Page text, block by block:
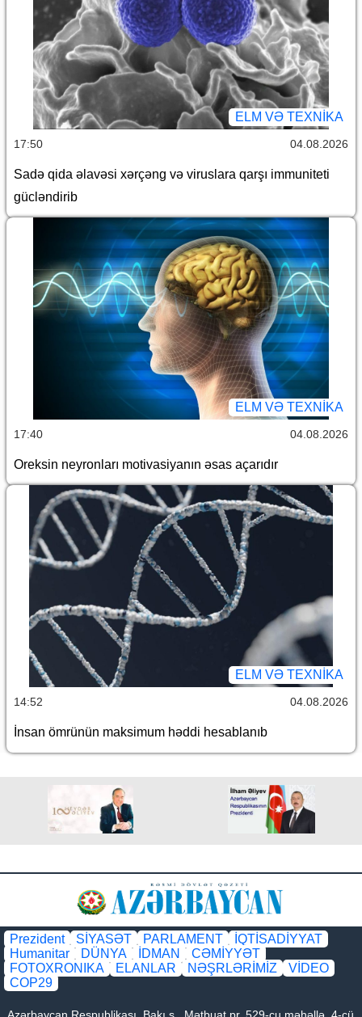
ELM VƏ TEXNIKA
17:50 04.08.2026
Sadə qida əlavəsi xərçəng və viruslara qarşı immuniteti
gücləndirib
ELM VƏ TEXNIKA
17:40 04.08.2026
Oreksin neyronları motivasiyanın əsas açarıdır
ELM VƏ TEXNIKA
14:52 04.08.2026
İnsan ömrünün maksimum həddi hesablanıb
Prezident SİYASƏT PARLAMENT
İQTİSADİYYAT
Humanitar
DÜNYA İDMAN
CƏMİYYƏT
FOTOXRONIKA
ELANLAR NƏŞRLƏRİMİZ
VİDEO
COP29